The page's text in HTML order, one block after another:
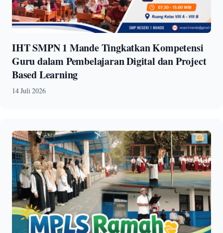
IHT SMPN 1 Mande Tingkatkan Kompetensi
Guru dalam Pembelajaran Digital dan Project
Based Learning
14 Juli 2026